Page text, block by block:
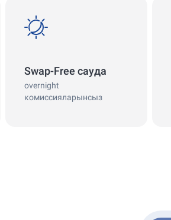
Swap-Free сауда
overnight
комиссияларынсыз